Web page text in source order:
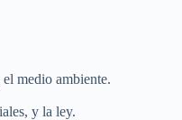
medio ambiente.
y la ley.